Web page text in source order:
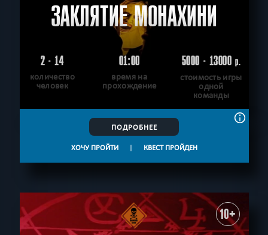
ЗАКЛЯТИЕ МОНАХИНИ
2 - 14
количество
человек
01:00
время на
прохождение
5000 - 13000р.
стоимость игры
одной
команды
ПОДРОБНЕЕ
ХОЧУ ПРОЙТИ | КВЕСТ ПРОЙДЕН
10+